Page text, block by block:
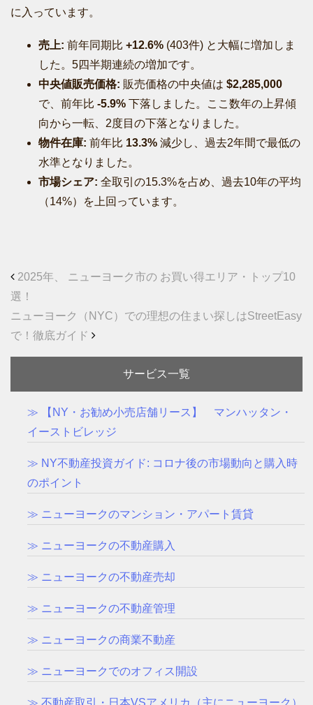
に入っています。
売上: 前年同期比 +12.6% (403件) と大幅に増加しま
した。5四半期連続の増加です。
中央値販売価格: 販売価格の中央値は $2,285,000
で、前年比 -5.9% 下落しました。ここ数年の上昇傾
向から一転、2度目の下落となりました。
物件在庫: 前年比 13.3% 減少し、過去2年間で最低の
水準となりました。
市場シェア: 全取引の15.3%を占め、過去10年の平均
（14%）を上回っています。
Post navigation
2025年、 ニューヨーク市の お買い得エリア・トップ10
選！
ニューヨーク（NYC）での理想の住まい探しはStreetEasy
で！徹底ガイド
サービス一覧
≫ 【NY・お勧め小売店舗リース】 マンハッタン・
イーストビレッジ
≫ NY不動産投資ガイド: コロナ後の市場動向と購入時
のポイント
≫ ニューヨークのマンション・アパート賃貸
≫ ニューヨークの不動産購入
≫ ニューヨークの不動産売却
≫ ニューヨークの不動産管理
≫ ニューヨークの商業不動産
≫ ニューヨークでのオフィス開設